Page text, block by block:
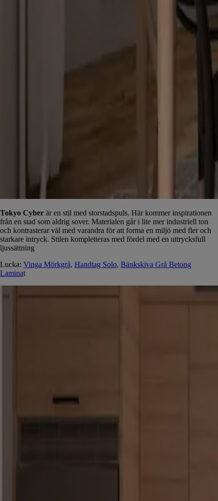
Tokyo Cyber är en stil med storstadspuls. Här kommer inspirationen
från en stad som aldrig sover. Materialen går i lite mer industriell ton
och kontrasterar väl med varandra för att forma en miljö med fler och
starkare intryck. Stilen kompletteras med fördel med en uttrycksfull
ljussättning
Lucka: Vinga Mörkgrå, Handtag Solo, Bänkskiva Grå Betong
Laminat